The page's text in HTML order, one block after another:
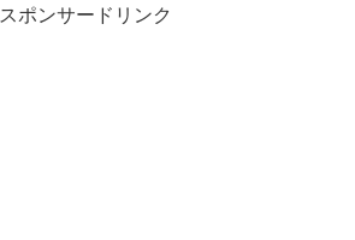
スポンサードリンク